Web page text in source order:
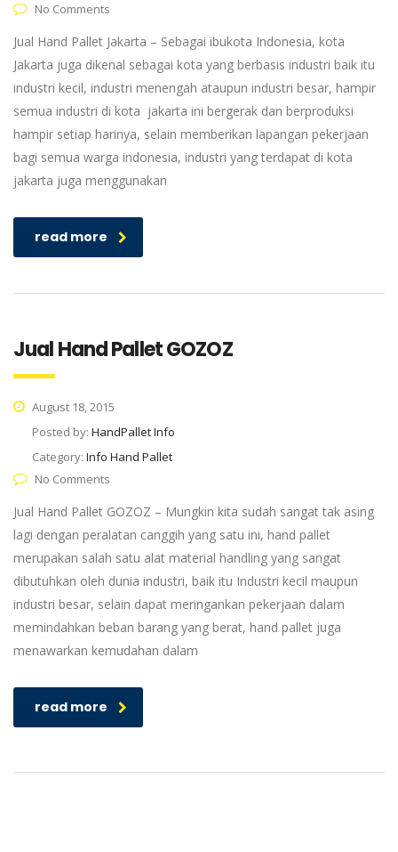
No Comments
Jual Hand Pallet Jakarta – Sebagai ibukota Indonesia, kota
Jakarta juga dikenal sebagai kota yang berbasis industri baik itu
industri kecil, industri menengah ataupun industri besar, hampir
semua industri di kota jakarta ini bergerak dan berproduksi
hampir setiap harinya, selain memberikan lapangan pekerjaan
bagi semua warga indonesia, industri yang terdapat di kota
jakarta juga menggunakan
read more
Jual Hand Pallet GOZOZ
August 18, 2015
Posted by: HandPallet Info
Category: Info Hand Pallet
No Comments
Jual Hand Pallet GOZOZ – Mungkin kita sudah sangat tak asing
lagi dengan peralatan canggih yang satu ini, hand pallet
merupakan salah satu alat material handling yang sangat
dibutuhkan oleh dunia industri, baik itu Industri kecil maupun
industri besar, selain dapat meringankan pekerjaan dalam
memindahkan beban barang yang berat, hand pallet juga
menawarkan kemudahan dalam
read more